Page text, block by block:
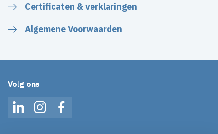
Certificaten & verklaringen
Algemene Voorwaarden
Volg ons
LinkedInInstagramFacebook